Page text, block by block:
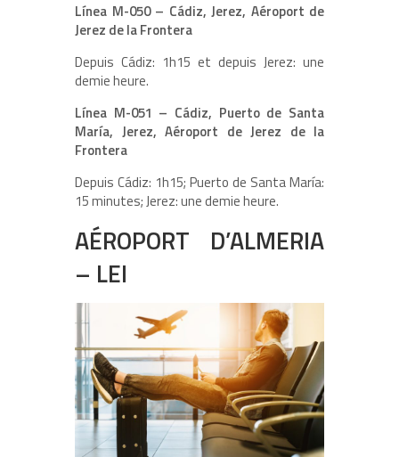
Línea M-050 – Cádiz, Jerez, Aéroport de
Jerez de la Frontera
Depuis Cádiz: 1h15 et depuis Jerez: une
demie heure.
Línea M-051 – Cádiz, Puerto de Santa
María, Jerez, Aéroport de Jerez de la
Frontera
Depuis Cádiz: 1h15; Puerto de Santa María:
15 minutes; Jerez: une demie heure.
AÉROPORT D’ALMERIA
– LEI